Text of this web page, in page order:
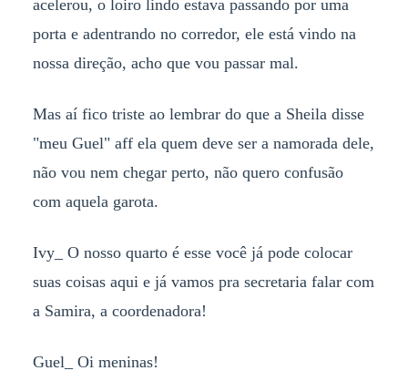
acelerou, o loiro lindo estava passando por uma
porta e adentrando no corredor, ele está vindo na
nossa direção, acho que vou passar mal.
Mas aí fico triste ao lembrar do que a Sheila disse
"meu Guel" aff ela quem deve ser a namorada dele,
não vou nem chegar perto, não quero confusão
com aquela garota.
Ivy_ O nosso quarto é esse você já pode colocar
suas coisas aqui e já vamos pra secretaria falar com
a Samira, a coordenadora!
Guel_ Oi meninas!